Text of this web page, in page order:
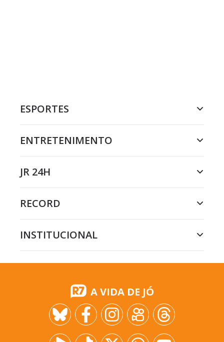
ESPORTES
ENTRETENIMENTO
JR 24H
RECORD
INSTITUCIONAL
A VIDA DE JÓ